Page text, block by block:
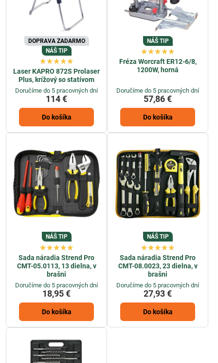
DOPRAVA ZADARMO
NÁŠ TIP
Laser KAPRO 872S Prolaser
Plus, krížový so statívom
Doručíme do 5 pracovných dní
114 €
Do košíka
NÁŠ TIP
Fréza Worcraft ER12-6/8,
1200W, horná
Doručíme do 5 pracovných dní
57,86 €
Do košíka
NÁŠ TIP
Sada náradia Strend Pro
CMT-05.0113, 13 dielna, v
brašni
Doručíme do 5 pracovných dní
18,95 €
Do košíka
NÁŠ TIP
Sada náradia Strend Pro
CMT-08.0023, 23 dielna, v
brašni
Doručíme do 5 pracovných dní
27,93 €
Do košíka